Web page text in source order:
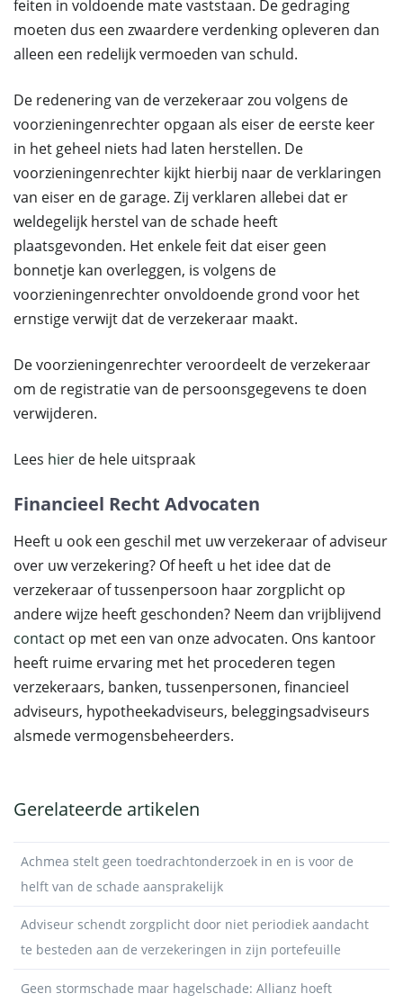
feiten in voldoende mate vaststaan. De gedraging
moeten dus een zwaardere verdenking opleveren dan
alleen een redelijk vermoeden van schuld.
De redenering van de verzekeraar zou volgens de
voorzieningenrechter opgaan als eiser de eerste keer
in het geheel niets had laten herstellen. De
voorzieningenrechter kijkt hierbij naar de verklaringen
van eiser en de garage. Zij verklaren allebei dat er
weldegelijk herstel van de schade heeft
plaatsgevonden. Het enkele feit dat eiser geen
bonnetje kan overleggen, is volgens de
voorzieningenrechter onvoldoende grond voor het
ernstige verwijt dat de verzekeraar maakt.
De voorzieningenrechter veroordeelt de verzekeraar
om de registratie van de persoonsgegevens te doen
verwijderen.
Lees hier de hele uitspraak
Financieel Recht Advocaten
Heeft u ook een geschil met uw verzekeraar of adviseur
over uw verzekering? Of heeft u het idee dat de
verzekeraar of tussenpersoon haar zorgplicht op
andere wijze heeft geschonden? Neem dan vrijblijvend
contact op met een van onze advocaten. Ons kantoor
heeft ruime ervaring met het procederen tegen
verzekeraars, banken, tussenpersonen, financieel
adviseurs, hypotheekadviseurs, beleggingsadviseurs
alsmede vermogensbeheerders.
Gerelateerde artikelen
Achmea stelt geen toedrachtonderzoek in en is voor de
helft van de schade aansprakelijk
Adviseur schendt zorgplicht door niet periodiek aandacht
te besteden aan de verzekeringen in zijn portefeuille
Geen stormschade maar hagelschade: Allianz hoeft